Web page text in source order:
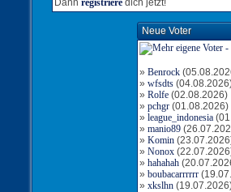
Dann registriere dich jetzt!
Neue Voter
» Benrock
» wfsdts
» Rolfe(02.08.2026)
» pchgr(01.08.2026)
» league_indonesia
» manio89
» Komin
» Nonox
» hahahah
» boubacarrrrrr
» xkslhn